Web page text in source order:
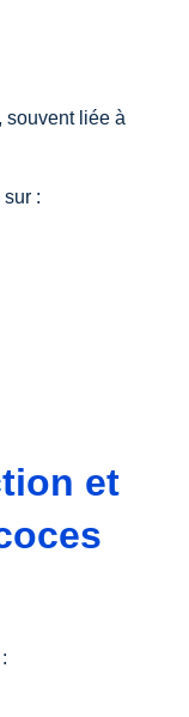
, souvent liée à
sur :
et